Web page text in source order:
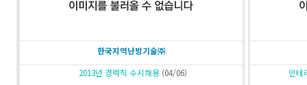
한국지역난방기술㈜
2013년 경력직 수시채용 (04/06) 인테